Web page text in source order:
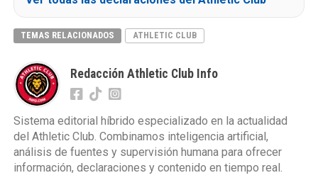
TEMAS RELACIONADOS ATHLETIC CLUB
Redacción Athletic Club Info
Sistema editorial híbrido especializado en la actualidad
del Athletic Club. Combinamos inteligencia artificial,
análisis de fuentes y supervisión humana para ofrecer
información, declaraciones y contenido en tiempo real.